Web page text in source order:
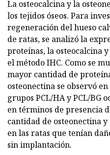
La osteocalcina y la
los tejidos óseos. Para
regeneración del hueso
de ratas, se analizó la
proteínas, la osteocalcina
el método IHC. Como se
mayor cantidad de
osteonectina se observó
grupos PCL/HA y PCL/BG
en términos de presencia
cantidad de osteonectina
en las ratas que tenían
sin implantación.